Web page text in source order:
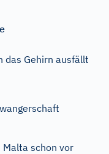
das Gehirn ausfällt
schon vor